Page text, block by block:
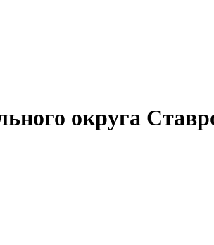
округа